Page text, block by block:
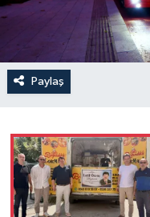
Paylaş